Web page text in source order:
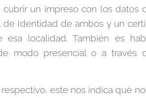
un impreso con los datos
Identidad de ambos y un
localidad. También es
modo presencial o a través
este nos indica qué